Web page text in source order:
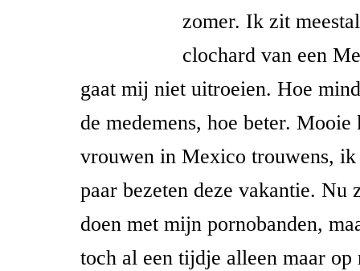
zomer. Ik zit
clochard van een
gaat mij niet uitroeien. Hoe
de medemens, hoe beter. Mooie
vrouwen in Mexico trouwens, ik
paar bezeten deze vakantie. Nu
doen met mijn pornobanden,
toch al een tijdje alleen maar op